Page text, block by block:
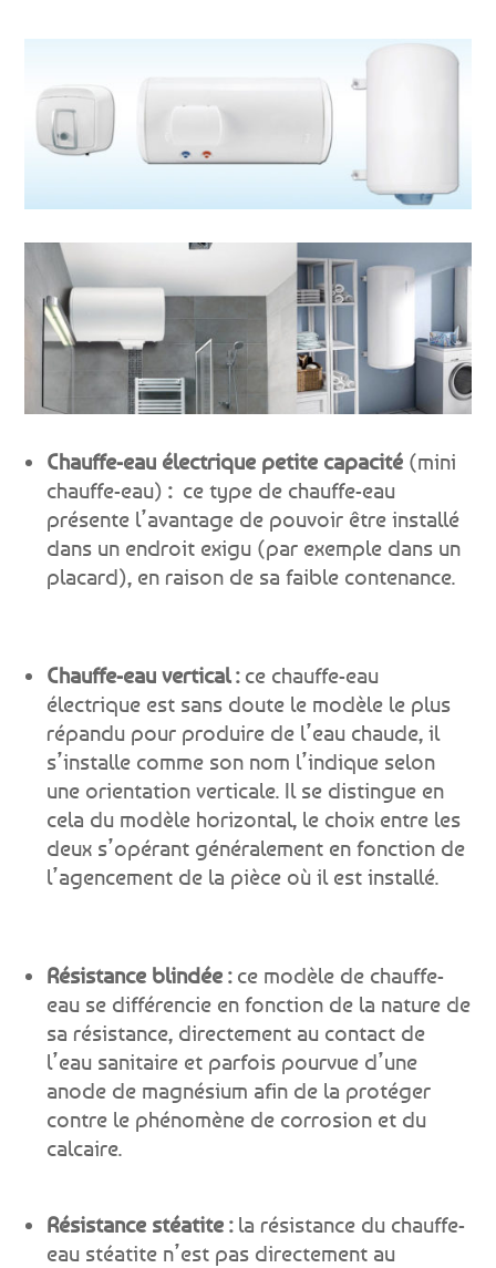
Chauffe-eau électrique petite capacité (mini
chauffe-eau) :ce type de chauffe-eau
présente l’avantage de pouvoir être installé
dans un endroit exigu (par exemple dans un
placard), en raison de sa faible contenance.
Chauffe-eau vertical :ce chauffe-eau
électrique est sans doute le modèle le plus
répandu pour produire de l’eau chaude, il
s’installe comme son nom l’indique selon
une orientation verticale. Il se distingue en
cela du modèle horizontal, le choix entre les
deux s’opérant généralement en fonction de
l’agencement de la pièce où il est installé.
Résistance blindée : ce modèle de chauffe-
eau se différencie en fonction de la nature de
sa résistance, directement au contact de
l’eau sanitaire et parfois pourvue d’une
anode de magnésium afin de la protéger
contre le phénomène de corrosion et du
calcaire.
Résistance stéatite :la résistance du chauffe-
eau stéatite n’est pas directement au